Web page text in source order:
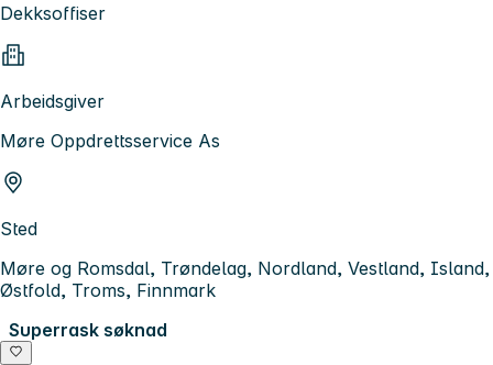
Dekksoffiser
Arbeidsgiver
Møre Oppdrettsservice As
Sted
Møre og Romsdal, Trøndelag, Nordland, Vestland, Island,
Østfold, Troms, Finnmark
Superrask søknad